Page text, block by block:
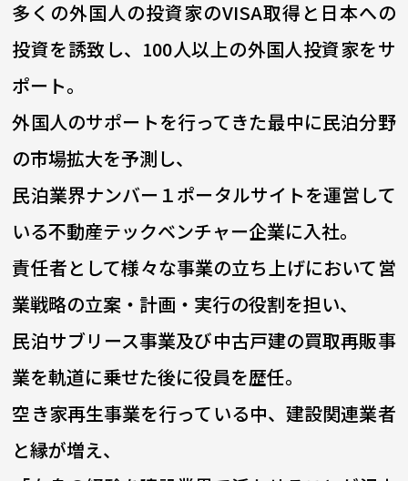
多くの外国人の投資家のVISA取得と日本への
投資を誘致し、100人以上の外国人投資家をサ
ポート。
外国人のサポートを行ってきた最中に民泊分野
の市場拡大を予測し、
民泊業界ナンバー１ポータルサイトを運営して
いる不動産テックベンチャー企業に入社。
責任者として様々な事業の立ち上げにおいて営
業戦略の立案・計画・実行の役割を担い、
民泊サブリース事業及び中古戸建の買取再販事
業を軌道に乗せた後に役員を歴任。
空き家再生事業を行っている中、建設関連業者
と縁が増え、